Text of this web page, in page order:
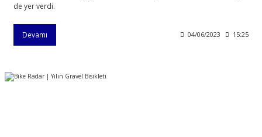
de yer verdi.
Devamı 04/06/2023 15:25